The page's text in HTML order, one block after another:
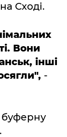
Сході.
Вони
інші
-
буферну